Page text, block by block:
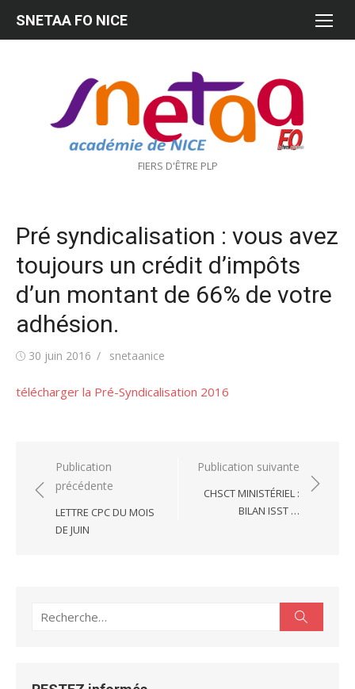
FIERS D'ÊTRE PLP
SNETAA FO NICE
Pré syndicalisation : vous avez
toujours un crédit d’impôts
d’un montant de 66% de votre
adhésion.
Publié30 juin 2016 Auteur/autrice
snetaanice
télécharger la Pré-Syndicalisation 2016
Navigation
de
l’article
Publication
précédente
LETTRE CPC DU MOIS
DE JUIN
Publication suivante
CHSCT MINISTÉRIEL :
BILAN ISST …
Recherche